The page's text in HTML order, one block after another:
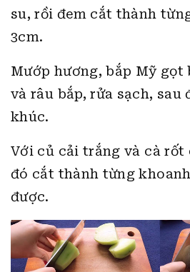
su, rồi đem cắt thành
3cm.
Mướp hương, bắp Mỹ gọt
và râu bắp, rửa sạch, sau
khúc.
Với củ cải trắng và cà rốt
đó cắt thành từng
được.